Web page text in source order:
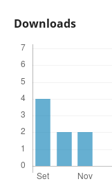
Downloads